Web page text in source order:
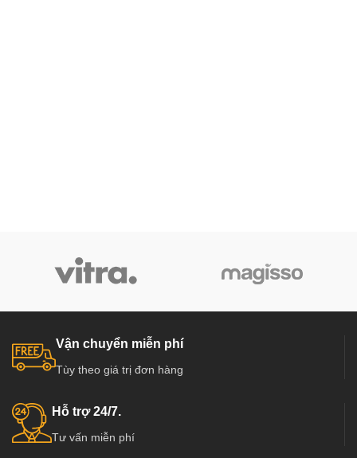
Vận chuyển miễn phí
Tùy theo giá trị đơn hàng
Hỗ trợ 24/7.
Tư vấn miễn phí